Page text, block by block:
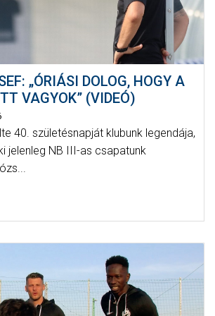
„ÓRIÁSI DOLOG, HOGY A
VAGYOK” (VIDEÓ)
40. születésnapját klubunk legendája,
jelenleg NB III-as csapatunk